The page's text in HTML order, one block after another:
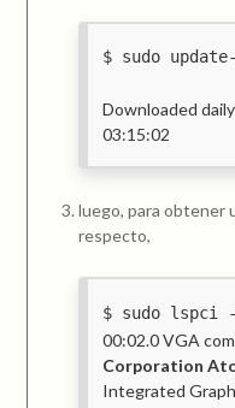
sudo
Downloaded
03:15:02
luego, para obtener
respecto,
sudo lspci
00:02.0 VGA
Corporation
Integrated